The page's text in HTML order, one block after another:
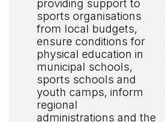
providing support to
sports organisations
from local budgets,
ensure conditions for
physical education in
municipal schools,
sports schools and
youth camps, inform
regional
administrations and the